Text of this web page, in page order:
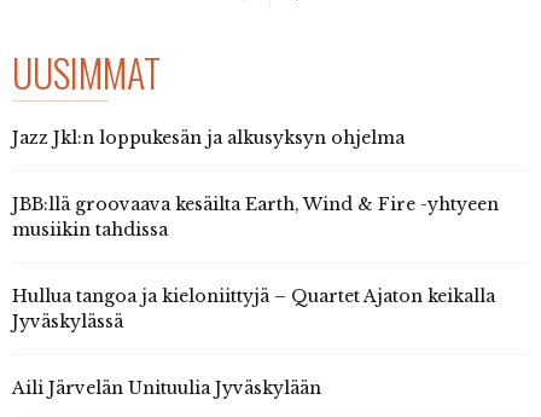
UUSIMMAT
Jazz Jkl:n loppukesän ja alkusyksyn ohjelma
JBB:llä groovaava kesäilta Earth, Wind & Fire -yhtyeen
musiikin tahdissa
Hullua tangoa ja kieloniittyjä – Quartet Ajaton keikalla
Jyväskylässä
Aili Järvelän Unituulia Jyväskylään